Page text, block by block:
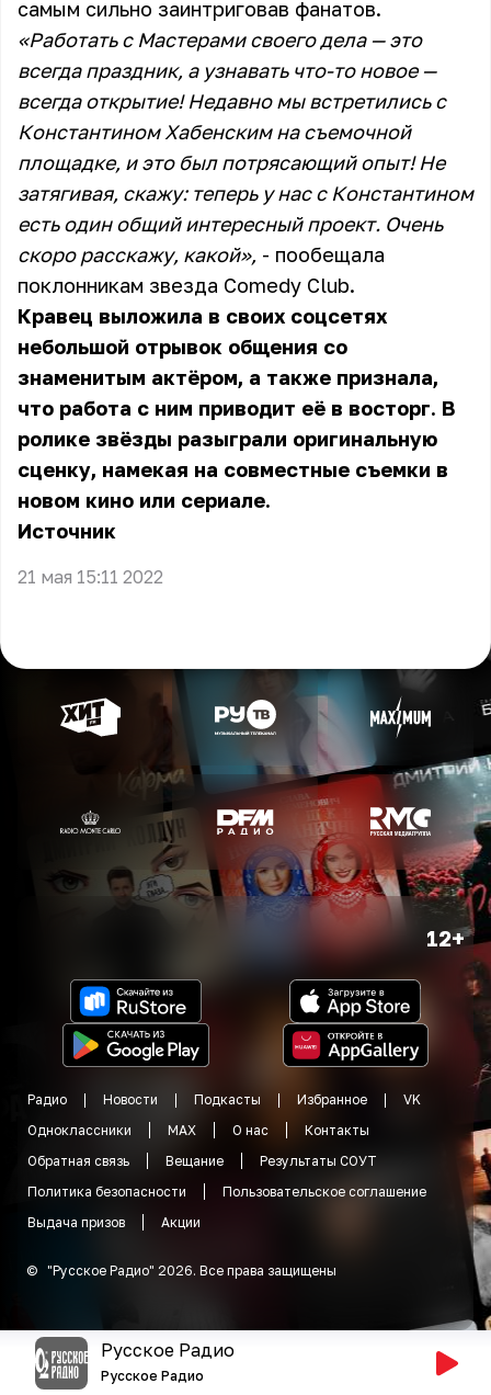
самым сильно заинтриговав фанатов.
«Работать с Мастерами своего дела — это
всегда праздник, а узнавать что-то новое —
всегда открытие! Недавно мы встретились с
Константином Хабенским на съемочной
площадке, и это был потрясающий опыт! Не
затягивая, скажу: теперь у нас с Константином
есть один общий интересный проект. Очень
скоро расскажу, какой», - пообещала
поклонникам звезда Comedy Club.
Кравец выложила в своих соцсетях
небольшой отрывок общения со
знаменитым актёром, а также признала,
что работа с ним приводит её в восторг. В
ролике звёзды разыграли оригинальную
сценку, намекая на совместные съемки в
новом кино или сериале.
Источник
21 мая 15:11 2022
12+
Радио Новости Подкасты Избранное
VK
Одноклассники
MAX О нас
Контакты
Обратная связь
Вещание
Результаты СОУТ
Политика безопасности
Пользовательское соглашение
Выдача призов
Акции
© "Русское Радио" 2026. Все права защищены
Русское Радио
Русское Радио